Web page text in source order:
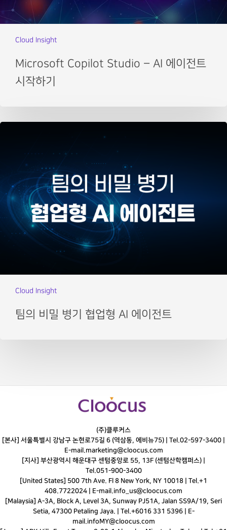
Cloud Insight
Microsoft Copilot Studio – AI 에이전트
시작하기
Cloud Insight
팀의 비밀 병기 협업형 AI 에이전트
(주)클루커스
[본사] 서울특별시 강남구 논현로75길 6 (역삼동, 에비뉴75) | Tel.02-597-3400
E-mail. marketing@cloocus.com
[지사] 부산광역시 해운대구 센텀중앙로 55, 13F (센텀산학캠퍼스) |
Tel. 051-900-3400
[United States] 500 7th Ave. Fl 8 New York, NY 10018 | Tel.+1
408.7722024 | E-mail. info_us@cloocus.com
[Malaysia] A-3A, Block A, Level 3A, Sunway PJ51A, Jalan SS9A/19, Seri
Setia, 47300 Petaling Jaya. | Tel.+6016 331 5396 | E-
mail. infoMY@cloocus.com